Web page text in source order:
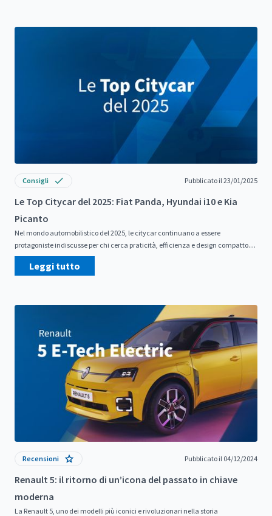
Consigli Pubblicato il 23/01/2025
Le Top Citycar del 2025: Fiat Panda, Hyundai i10 e Kia
Picanto
Nel mondo automobilistico del 2025, le citycar continuano a essere
protagoniste indiscusse per chi cerca praticità, efficienza e design compatto....
Leggi tutto
Recensioni Pubblicato il 04/12/2024
Renault 5: il ritorno di un’icona del passato in chiave
moderna
La Renault 5, uno dei modelli più iconici e rivoluzionari nella storia